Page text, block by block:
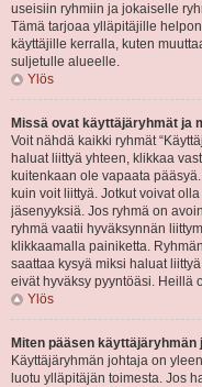
useisiin ryhmiin ja jokaiselle
Tämä tarjoaa ylläpitäjille
käyttäjille kerralla, kuten
suljetulle alueelle.
Ylös
Missä ovat käyttäjäryhmät ja
Voit nähdä kaikki ryhmät
haluat liittyä yhteen, klikkaa
kuitenkaan ole vapaata
kuin voit liittyä. Jotkut voivat
jäsenyyksiä. Jos ryhmä on
ryhmä vaatii hyväksynnän
klikkaamalla painiketta.
saattaa kysyä miksi haluat
eivät hyväksy pyyntöäsi. Heillä
Ylös
Miten pääsen käyttäjäryhmän
Käyttäjäryhmän johtaja on
luotu ylläpitäjän toimesta. Jos